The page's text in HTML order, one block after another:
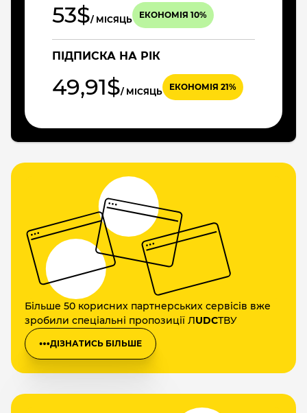
53$/ МІСЯЦЬ ЕКОНОМІЯ 10%
ПІДПИСКА НА РІК
49,91$/ МІСЯЦЬ ЕКОНОМІЯ 21%
Більше 50 корисних партнерських сервісів вже
зробили спеціальні пропозиції ЛUDCТВУ
ДІЗНАТИСЬ БІЛЬШЕ